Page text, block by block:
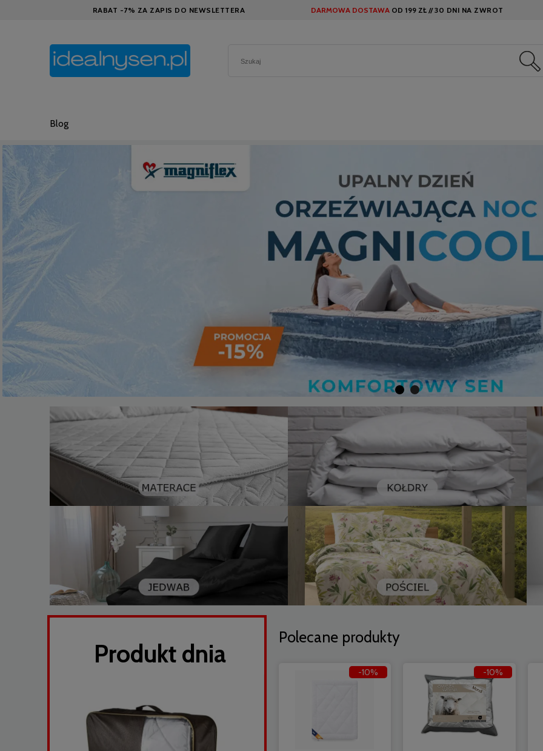
RABAT -7% ZA ZAPIS DO NEWSLETTERA DARMOWA DOSTAWA OD 199 ZŁ //30 DNI NA ZWROT
Blog
Produkt dnia
Polecane produkty
-10% -10%